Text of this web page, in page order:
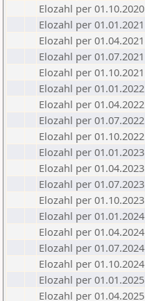
Elozahl per 01.10.2020
Elozahl per 01.01.2021
Elozahl per 01.04.2021
Elozahl per 01.07.2021
Elozahl per 01.10.2021
Elozahl per 01.01.2022
Elozahl per 01.04.2022
Elozahl per 01.07.2022
Elozahl per 01.10.2022
Elozahl per 01.01.2023
Elozahl per 01.04.2023
Elozahl per 01.07.2023
Elozahl per 01.10.2023
Elozahl per 01.01.2024
Elozahl per 01.04.2024
Elozahl per 01.07.2024
Elozahl per 01.10.2024
Elozahl per 01.01.2025
Elozahl per 01.04.2025